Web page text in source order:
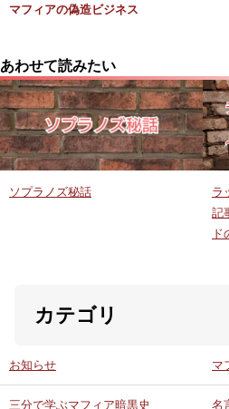
マフィアの偽造ビジネス
あわせて読みたい
ソプラノズ秘話
ラ
記
ド
カテゴリ
お知らせ マ
三分で学ぶマフィア暗黒史 名